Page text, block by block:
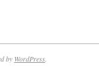
by WordPress